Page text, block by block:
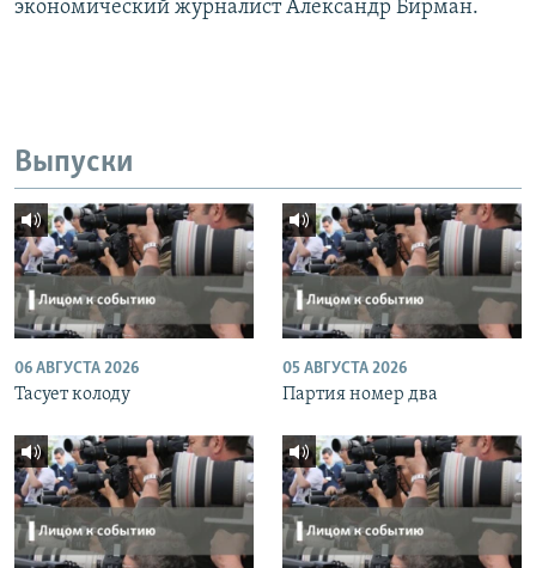
экономический журналист Александр Бирман.
Выпуски
06 АВГУСТА 2026
Тасует колоду
05 АВГУСТА 2026
Партия номер два